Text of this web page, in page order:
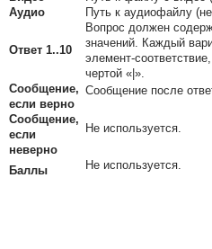
Аудио
Путь к аудиофайлу
Ответ 1..10
Вопрос должен
значений. Каждый
элемент-
чертой «|».
Сообщение,
если верно
Сообщение после
Сообщение,
если
неверно
Не используется.
Баллы Не используется.